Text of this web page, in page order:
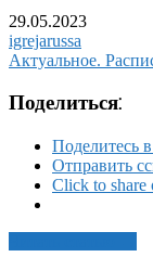
29.05.2023
igrejarussa
Актуальное.
Поделиться:
Поделитесь
Отправить
Click to